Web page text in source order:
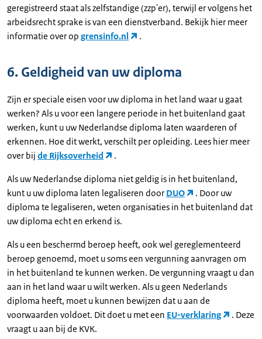
geregistreerd staat als zelfstandige (zzp'er), terwijl er volgens het
arbeidsrecht sprake is van een dienstverband. Bekijk hier meer
informatie over op grensinfo.nl .
6. Geldigheid van uw diploma
Zijn er speciale eisen voor uw diploma in het land waar u gaat
werken? Als u voor een langere periode in het buitenland gaat
werken, kunt u uw Nederlandse diploma laten waarderen of
erkennen. Hoe dit werkt, verschilt per opleiding. Lees hier meer
over bij de Rijksoverheid .
Als uw Nederlandse diploma niet geldig is in het buitenland,
kunt u uw diploma laten legaliseren door DUO
. Door uw
diploma te legaliseren, weten organisaties in het buitenland dat
uw diploma echt en erkend is.
Als u een beschermd beroep heeft, ook wel gereglementeerd
beroep genoemd, moet u soms een vergunning aanvragen om
in het buitenland te kunnen werken. De vergunning vraagt u dan
aan in het land waar u wilt werken. Als u geen Nederlands
diploma heeft, moet u kunnen bewijzen dat u aan de
voorwaarden voldoet. Dit doet u met een EU-verklaring
. Deze
vraagt u aan bij de KVK.